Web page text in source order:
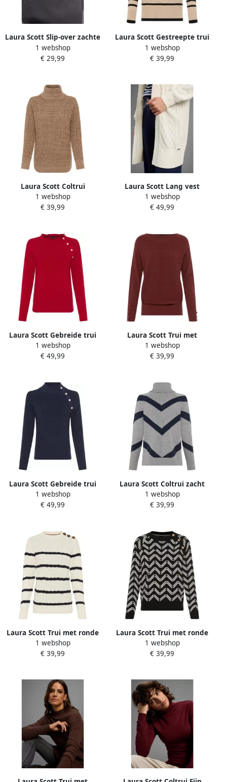
Laura Scott Slip-over zachte
overgangsbreisel met
coltrui nieuwe collectie
1 webshop
€ 29,99
Laura Scott Gestreepte trui
zacht winterbreisel met
zijspliten nieuwe collectie
1 webshop
€ 39,99
Laura Scott Coltrui
Wintertrui in casual fit met
wafelstructuur NIEUWE
1 webshop
€ 39,99
Laura Scott Lang vest
Overgangsbreisel met
capuchon en kabelbreisel
1 webshop
€ 49,99
Laura Scott Gebreide trui
zacht winterbreisel met
kraag en knopen nieuwe
1 webshop
€ 49,99
Laura Scott Trui met
vleermuismouwen zacht
winterbreisel met
1 webshop
€ 39,99
Laura Scott Gebreide trui
zacht winterbreisel met
knoopdetail en opstaande
1 webshop
€ 49,99
Laura Scott Coltrui zacht
winterbreisel met casual
streepjespatroon nieuwe
1 webshop
€ 39,99
Laura Scott Trui met ronde
hals Overgangstrui met
kabelpatroon en strepen
1 webshop
€ 39,99
Laura Scott Trui met ronde
hals zacht breisel met
jaquardpatroon en knopen
1 webshop
€ 39,99